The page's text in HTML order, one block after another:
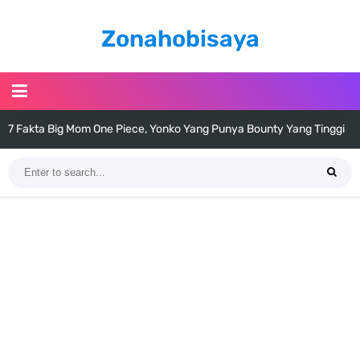
Zonahobisaya
7 Fakta Big Mom One Piece, Yonko Yang Punya Bounty Yang Tinggi